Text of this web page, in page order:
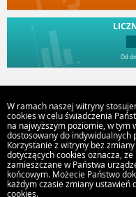
Od
Urząd
Graniczna 2,
W ramach naszej witryny
cookies w celu świadczenia
na najwyższym poziomie, w tym
dostosowany do indywidualnych
Korzystanie z witryny bez
dotyczących cookies oznacza, że
zamieszczane w Państwa
końcowym. Możecie Państwo
każdym czasie zmiany ustawień
cookies.